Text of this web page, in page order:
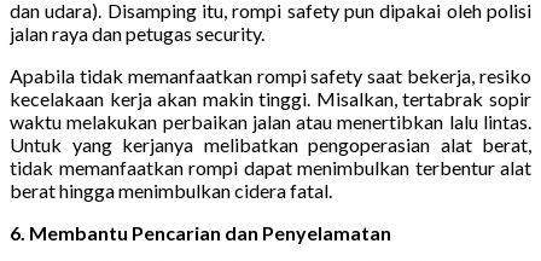
dan udara). Disamping itu, rompi safety pun dipakai oleh polisi
jalan raya dan petugas security.
Apabila tidak memanfaatkan rompi safety saat bekerja, resiko
kecelakaan kerja akan makin tinggi. Misalkan, tertabrak sopir
waktu melakukan perbaikan jalan atau menertibkan lalu lintas.
Untuk yang kerjanya melibatkan pengoperasian alat berat,
tidak memanfaatkan rompi dapat menimbulkan terbentur alat
berat hingga menimbulkan cidera fatal.
6. Membantu Pencarian dan Penyelamatan